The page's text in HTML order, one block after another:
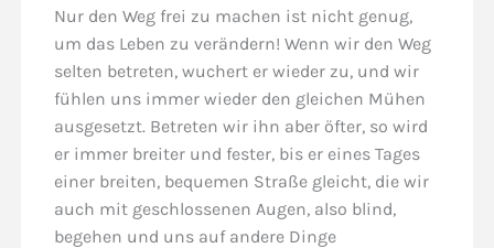
Nur den Weg frei zu machen ist nicht genug,
um das Leben zu verändern! Wenn wir den Weg
selten betreten, wuchert er wieder zu, und wir
fühlen uns immer wieder den gleichen Mühen
ausgesetzt. Betreten wir ihn aber öfter, so wird
er immer breiter und fester, bis er eines Tages
einer breiten, bequemen Straße gleicht, die wir
auch mit geschlossenen Augen, also blind,
begehen und uns auf andere Dinge